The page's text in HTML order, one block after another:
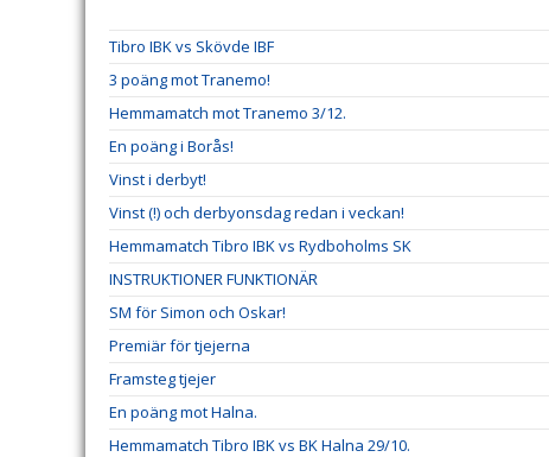
Tibro IBK vs Skövde IBF
3 poäng mot Tranemo!
Hemmamatch mot Tranemo 3/12.
En poäng i Borås!
Vinst i derbyt!
Vinst (!) och derbyonsdag redan i veckan!
Hemmamatch Tibro IBK vs Rydboholms SK
INSTRUKTIONER FUNKTIONÄR
SM för Simon och Oskar!
Premiär för tjejerna
Framsteg tjejer
En poäng mot Halna.
Hemmamatch Tibro IBK vs BK Halna 29/10.